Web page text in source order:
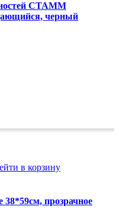
СТАММ
черный
в корзину
38*59см, прозрачное